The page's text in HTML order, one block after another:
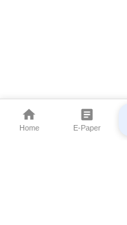
Home E-Paper